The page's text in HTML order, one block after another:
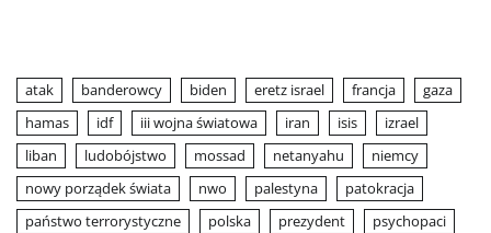
atak banderowcy biden eretz israel francja
gaza
hamas
idf iii wojna światowa iran isis
izrael
liban
ludobójstwo mossad netanyahu
niemcy
nowy porządek świata
nwo palestyna
patokracja
państwo terrorystyczne
polska prezydent
psychopaci